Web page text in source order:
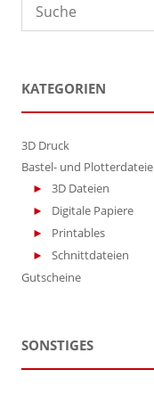
KATEGORIEN
3D Druck
Bastel- und
3D Dateien
Digitale Papiere
Printables
Schnittdateien
Gutscheine
SONSTIGES